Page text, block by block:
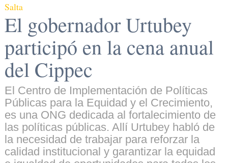
Salta
El gobernador Urtubey
participó en la cena anual
del Cippec
El Centro de Implementación de Políticas
Públicas para la Equidad y el Crecimiento,
es una ONG dedicada al fortalecimiento de
las políticas públicas. Allí Urtubey habló de
la necesidad de trabajar para reforzar la
calidad institucional y garantizar la equidad